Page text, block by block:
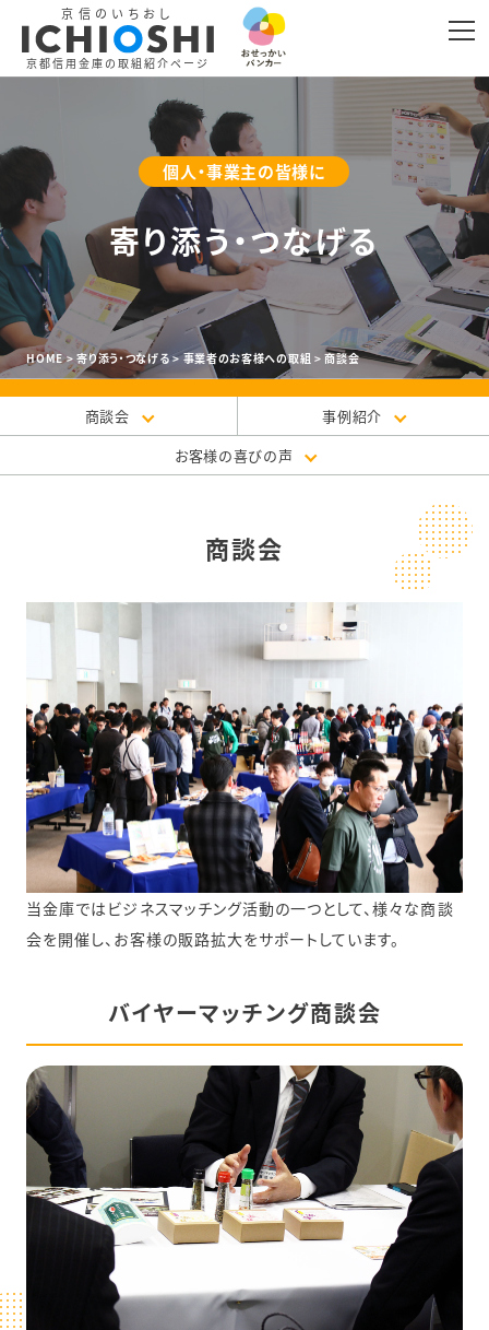
京信のいちおし
京都信用金庫の取組紹介ページ
個人・事業主の皆様に
寄り添う・つなげる
HOME 寄り添う・つなげる 事業者のお客様への取組 商談会
商談会
事例紹介
お客様の喜びの声
商談会
当金庫ではビジネスマッチング活動の一つとして、様々な商談
会を開催し、お客様の販路拡大をサポートしています。
バイヤーマッチング商談会